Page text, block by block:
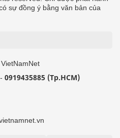
sự đồng ý bằng văn bản của
- 0919435885 (Tp.HCM)